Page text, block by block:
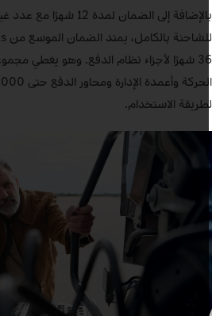
بالإضافة إلى الضمان
36 شهرًا لأجزاء نظام الدفع. وهو يغطي
الاستخدام.